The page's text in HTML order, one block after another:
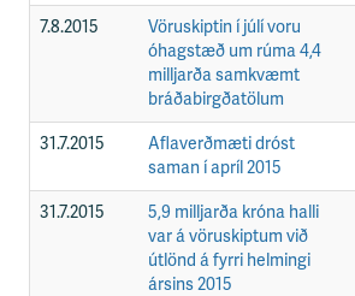
7.8.2015
Vöruskiptin í júlí voru
óhagstæð um rúma 4,4
milljarða samkvæmt
bráðabirgðatölum
31.7.2015
Aflaverðmæti dróst
saman í apríl 2015
31.7.2015
5,9 milljarða króna halli
var á vöruskiptum við
útlönd á fyrri helmingi
ársins 2015